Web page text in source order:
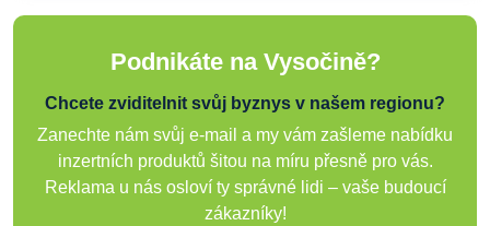
Podnikáte na Vysočině?
Chcete zviditelnit svůj byznys v našem regionu?
Zanechte nám svůj e-mail a my vám zašleme nabídku
inzertních produktů šitou na míru přesně pro vás.
Reklama u nás osloví ty správné lidi – vaše budoucí
zákazníky!